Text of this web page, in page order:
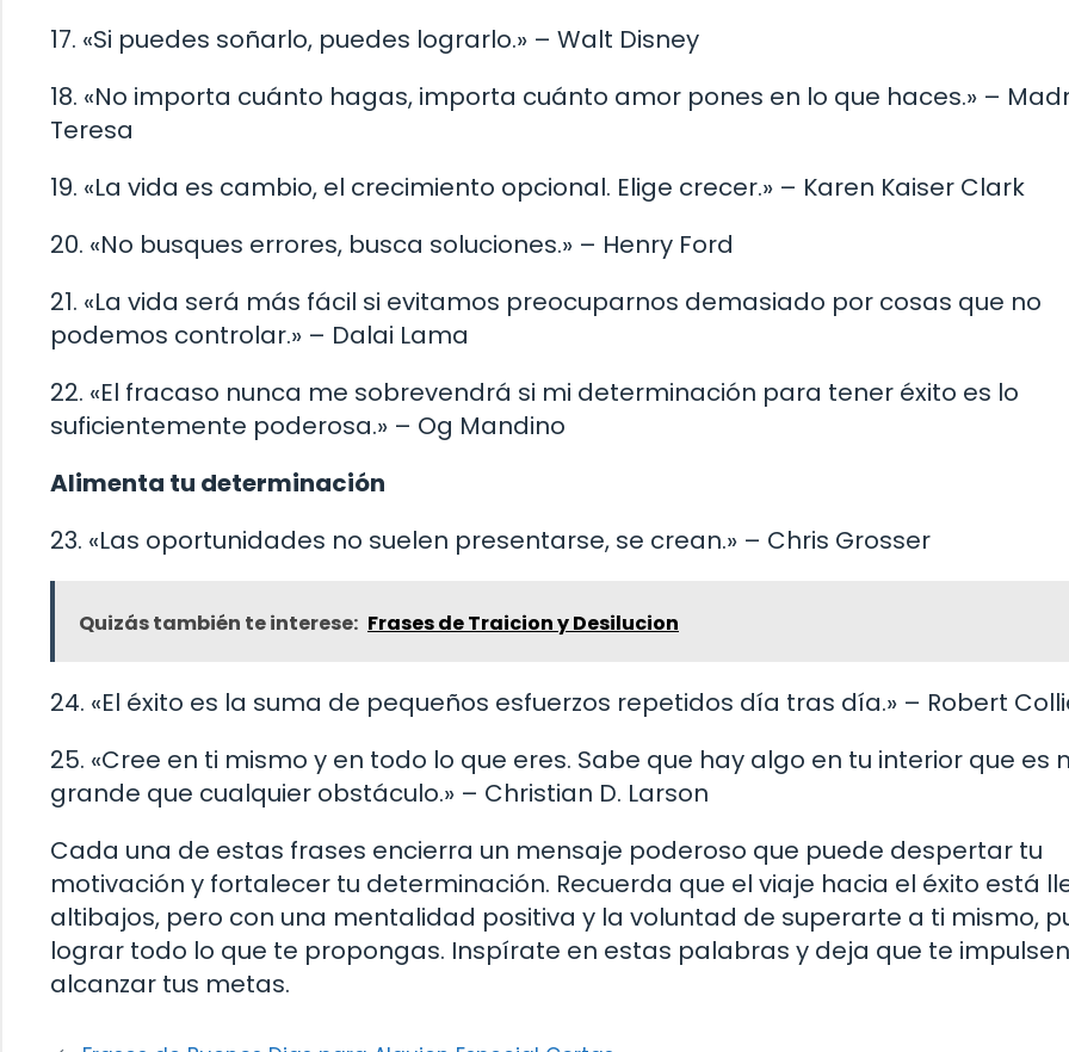
17. «Si puedes soñarlo, puedes lograrlo.» – Walt Disney
18. «No importa cuánto hagas, importa cuánto amor pones en lo que haces.» –
Teresa
19. «La vida es cambio, el crecimiento opcional. Elige crecer.» – Karen Kaiser Clark
20. «No busques errores, busca soluciones.» – Henry Ford
21. «La vida será más fácil si evitamos preocuparnos demasiado por cosas que no
podemos controlar.» – Dalai Lama
22. «El fracaso nunca me sobrevendrá si mi determinación para tener éxito es lo
suficientemente poderosa.» – Og Mandino
Alimenta tu determinación
23. «Las oportunidades no suelen presentarse, se crean.» – Chris Grosser
Quizás también te interese: Frases de Traicion y Desilucion
24. «El éxito es la suma de pequeños esfuerzos repetidos día tras día.» – Robert
25. «Cree en ti mismo y en todo lo que eres. Sabe que hay algo en tu interior que es
grande que cualquier obstáculo.» – Christian D. Larson
Cada una de estas frases encierra un mensaje poderoso que puede despertar tu
motivación y fortalecer tu determinación. Recuerda que el viaje hacia el éxito está
altibajos, pero con una mentalidad positiva y la voluntad de superarte a ti mismo,
lograr todo lo que te propongas. Inspírate en estas palabras y deja que te
alcanzar tus metas.